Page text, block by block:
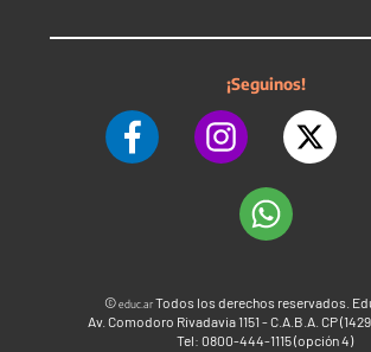
¡Seguinos!
©educ.arTodos los derechos reservados.
Av. Comodoro Rivadavia 1151 - C.A.B.A. CP
Tel: 0800-444-1115 (opción 4)